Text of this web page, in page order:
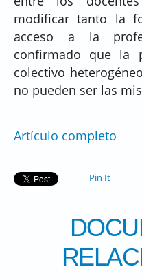
modificar tanto la
acceso a la
confirmado que la
colectivo
no pueden ser las
Artículo completo
Pin It